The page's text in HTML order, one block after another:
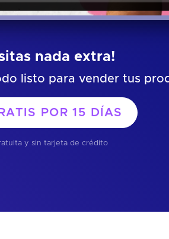
nada extra!
listo para vender tus
POR15 DÍAS
y sin tarjeta de crédito